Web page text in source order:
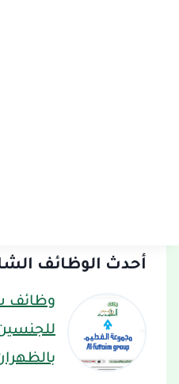
أحدث الوظائف
وظائف